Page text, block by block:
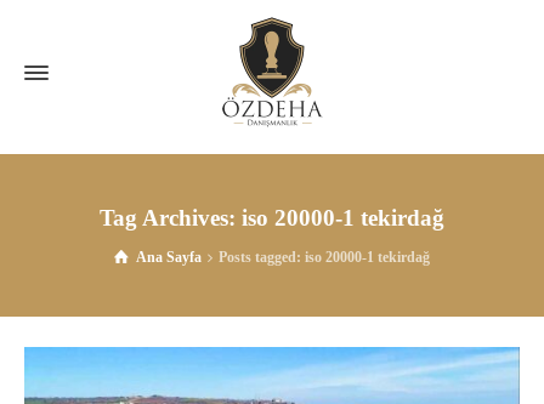
Tag Archives: iso 20000-1 tekirdağ
Ana Sayfa Posts tagged: iso 20000-1 tekirdağ